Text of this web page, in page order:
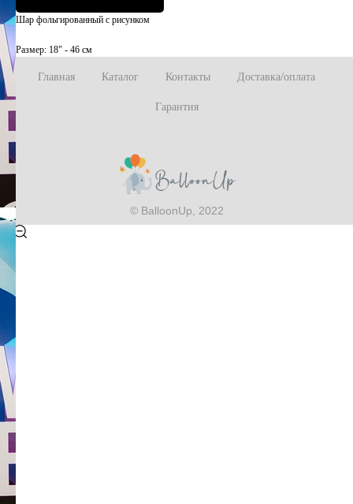
Шар фольгированный с рисунком
Размер: 18" - 46 см
Главная Каталог Контакты Доставка/оплата
Гарантия
© BalloonUp, 2022